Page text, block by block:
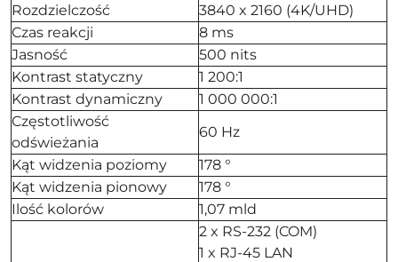
Rozdzielczość
3840 x 2160 (4K/UHD)
Czas reakcji
8 ms
Jasność
500 nits
Kontrast statyczny
1 200:1
Kontrast dynamiczny
1 000 000:1
Częstotliwość
odświeżania
60 Hz
Kąt widzenia poziomy
178 °
Kąt widzenia pionowy
178 °
Ilość kolorów
1,07 mld
2 x RS-232 (COM)
1 x RJ-45 LAN